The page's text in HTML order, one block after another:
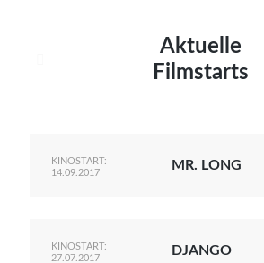
Aktuelle
Filmstarts
KINOSTART:
14.09.2017
MR. LONG
KINOSTART:
27.07.2017
DJANGO